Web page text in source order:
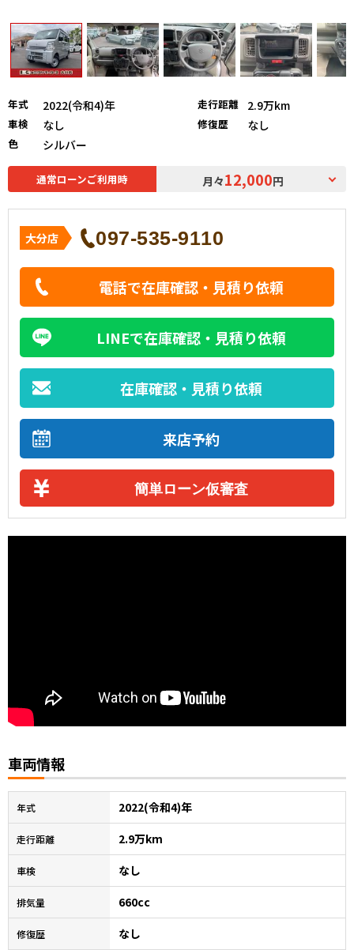
年式 2022(令和4)年 走行距離 2.9万km
車検 なし 修復歴 なし
色 シルバー
通常ローンご利用時 月々12,000円
大分店 097-535-9110
電話で在庫確認・見積り依頼
LINEで在庫確認・見積り依頼
在庫確認・見積り依頼
来店予約
簡単ローン仮審査
車両情報
年式 2022(令和4)年
走行距離 2.9万km
車検 なし
排気量 660cc
修復歴 なし